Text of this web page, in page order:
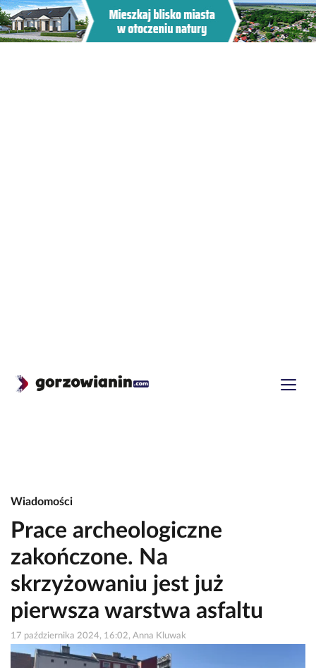
Wiadomości
Prace archeologiczne
zakończone. Na
skrzyżowaniu jest już
pierwsza warstwa asfaltu
17 października 2024, 16:02, Anna Kluwak